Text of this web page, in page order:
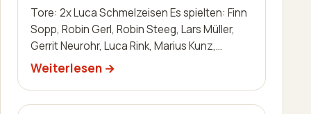
Tore: 2x Luca Schmelzeisen Es spielten: Finn
Sopp, Robin Gerl, Robin Steeg, Lars Müller,
Gerrit Neurohr, Luca Rink, Marius Kunz,
Manuel Häuser, Lukas Schleis,…
Weiterlesen